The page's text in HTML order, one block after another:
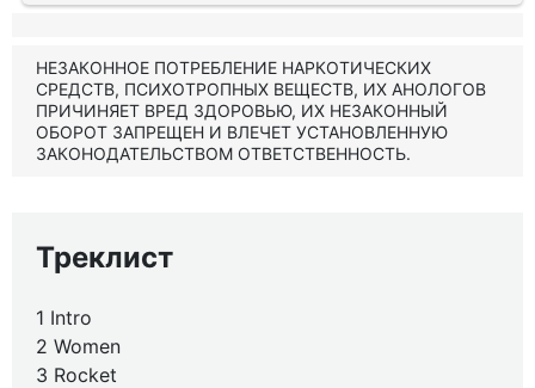
НЕЗАКОННОЕ ПОТРЕБЛЕНИЕ НАРКОТИЧЕСКИХ
СРЕДСТВ, ПСИХОТРОПНЫХ ВЕЩЕСТВ, ИХ АНОЛОГОВ
ПРИЧИНЯЕТ ВРЕД ЗДОРОВЬЮ, ИХ НЕЗАКОННЫЙ
ОБОРОТ ЗАПРЕЩЕН И ВЛЕЧЕТ УСТАНОВЛЕННУЮ
ЗАКОНОДАТЕЛЬСТВОМ ОТВЕТСТВЕННОСТЬ.
Треклист
1 Intro
2 Women
3 Rocket